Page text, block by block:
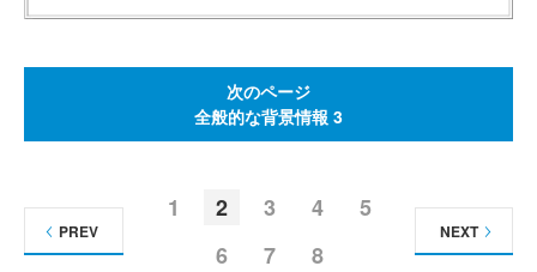
次のページ
全般的な背景情報 3
1 2 3 4
5
6
7 8
PREV NEXT